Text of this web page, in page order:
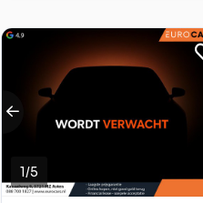
1/5